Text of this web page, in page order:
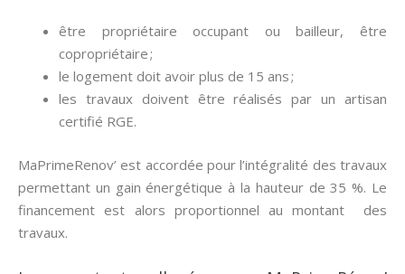
être propriétaire occupant ou bailleur, être
copropriétaire ;
le logement doit avoir plus de 15 ans ;
les travaux doivent être réalisés par un artisan
certifié RGE.
MaPrimeRenov’ est accordée pour l’intégralité des travaux
permettant un gain énergétique à la hauteur de 35 %. Le
financement est alors proportionnel au montant des
travaux.